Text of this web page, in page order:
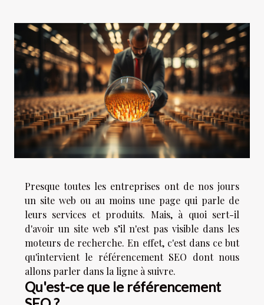
Presque toutes les entreprises ont de nos jours
un site web ou au moins une page qui parle de
leurs services et produits. Mais, à quoi sert-il
d'avoir un site web s’il n'est pas visible dans les
moteurs de recherche. En effet, c'est dans ce but
qu'intervient le référencement SEO dont nous
allons parler dans la ligne à suivre.
Qu'est-ce que le référencement